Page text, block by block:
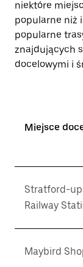
niektóre
popularne niż
popularne
znajdujących
docelowymi i
Miejsce
Stratford-
Railway
Maybird